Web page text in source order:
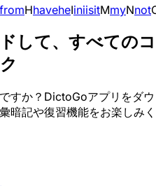
fromHhaveheIiniisitMmyNnot
して、すべてのコ
すか？DictoGoアプリをダウ
暗記や復習機能をお楽しみく